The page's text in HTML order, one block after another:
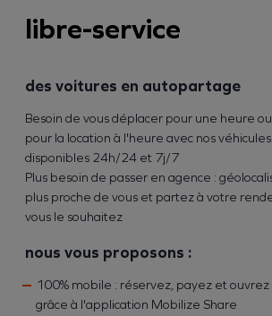
libre-service
des voitures en autopartage
Besoin de vous déplacer pour une heure
pour la location à l'heure avec nos
disponibles 24h/24 et 7j/7
Plus besoin de passer en agence :
plus proche de vous et partez à votre
vous le souhaitez
nous vous proposons :
100% mobile : réservez, payez et
grâce à l'application Mobilize Share